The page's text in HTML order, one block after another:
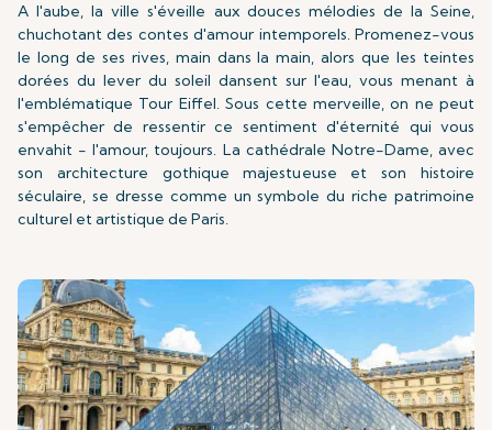
A l'aube, la ville s'éveille aux douces mélodies de la Seine,
chuchotant des contes d'amour intemporels. Promenez-vous
le long de ses rives, main dans la main, alors que les teintes
dorées du lever du soleil dansent sur l'eau, vous menant à
l'emblématique Tour Eiffel. Sous cette merveille, on ne peut
s'empêcher de ressentir ce sentiment d'éternité qui vous
envahit - l'amour, toujours. La cathédrale Notre-Dame, avec
son architecture gothique majestueuse et son histoire
séculaire, se dresse comme un symbole du riche patrimoine
culturel et artistique de Paris.